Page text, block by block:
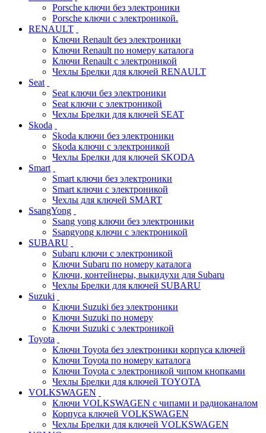
Porsche ключи без электроники
Porsche ключи с электроникой.
RENAULT
Ключи Renault без электроники
Ключи Renault по номеру каталога
Ключи Renault с электроникой
Чехлы Брелки для ключей RENAULT
Seat
Seat ключи без электроники
Seat ключи с электроникой
Чехлы Брелки для ключей SEAT
Skoda
Skoda ключи без электроники
Skoda ключи с электроникой
Чехлы Брелки для ключей SKODA
Smart
Smart ключи без электроники
Smart ключи с электроникой
Чехлы для ключей SMART
SsangYong
Ssang yong ключи без электроники
Ssangyong ключи с электроникой
SUBARU
Subaru ключи с электроникой
Ключи Subaru по номеру каталога
Ключи, контейнеры, выкидухи для Subaru
Чехлы Брелки для ключей SUBARU
Suzuki
Ключи Suzuki без электроники
Ключи Suzuki по номеру
Ключи Suzuki с электроникой
Toyota
Ключи Toyota без электроники корпуса ключей
Ключи Toyota по номеру каталога
Ключи Toyota с электроникой чипом кнопками
Чехлы Брелки для ключей TOYOTA
VOLKSWAGEN
Ключи VOLKSWAGEN с чипами и радиоканалом
Корпуса ключей VOLKSWAGEN
Чехлы Брелки для ключей VOLKSWAGEN